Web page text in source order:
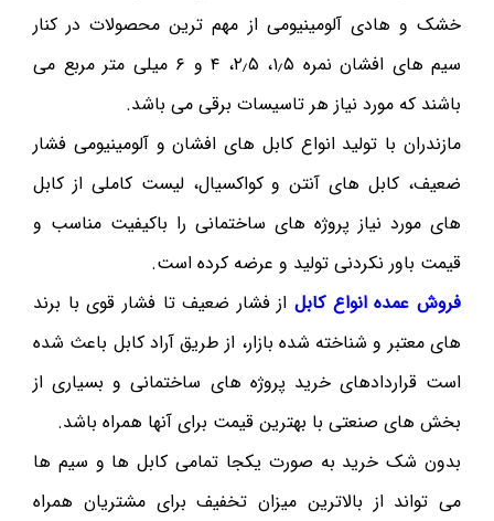
خشک و هادی آلومینیومی از مهم ترین محصولات در کنار
سیم های افشان نمره ۱٫۵، ۲٫۵، ۴ و ۶ میلی متر مربع می
باشند که مورد نیاز هر تاسیسات برقی می باشد.
مازندران با تولید انواع کابل های افشان و آلومینیومی فشار
ضعیف، کابل های آنتن و کواکسیال، لیست کاملی از کابل
های مورد نیاز پروژه های ساختمانی را باکیفیت مناسب و
قیمت باور نکردنی تولید و عرضه کرده است.
فروش عمده انواع کابلاز فشار ضعیف تا فشار قوی با برند
های معتبر و شناخته شده بازار، از طریق آراد کابل باعث شده
است قراردادهای خرید پروژه های ساختمانی و بسیاری از
بخش های صنعتی با بهترین قیمت برای آنها همراه باشد.
بدون شک خرید به صورت یکجا تمامی کابل ها و سیم ها
می تواند از بالاترین میزان تخفیف برای مشتریان همراه